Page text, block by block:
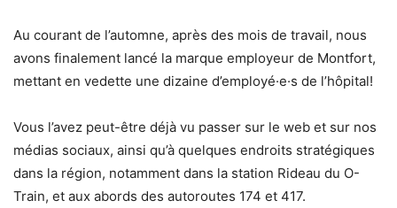
Au courant de l’automne, après des mois de travail, nous
avons finalement lancé la marque employeur de Montfort,
mettant en vedette une dizaine d’employé·e·s de l’hôpital!
Vous l’avez peut-être déjà vu passer sur le web et sur nos
médias sociaux, ainsi qu’à quelques endroits stratégiques
dans la région, notamment dans la station Rideau du O-
Train, et aux abords des autoroutes 174 et 417.